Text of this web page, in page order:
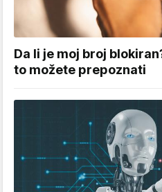
Da li je moj broj
to možete prepoznati